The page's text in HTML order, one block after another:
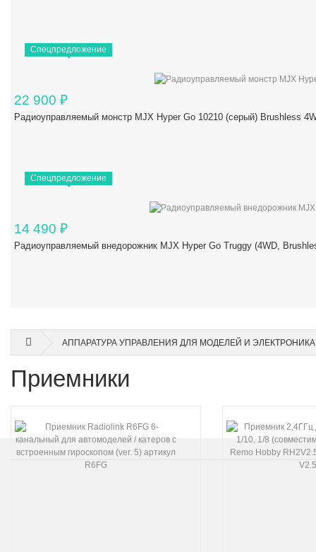
Спецпредложение
22 900 ₽
Радиоуправляемый монстр MJX Hyper Go 10210 (серый) Brushless
Спецпредложение
14 490 ₽
Радиоуправляемый внедорожник MJX Hyper Go Truggy (4WD,
АППАРАТУРА УПРАВЛЕНИЯ ДЛЯ МОДЕЛЕЙ И ЭЛЕКТРОНИКА
Приемники